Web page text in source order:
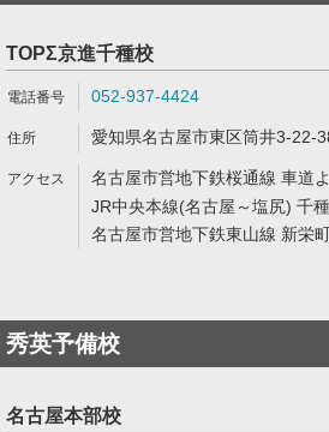
TOPΣ京進千種校
052-937-4424
愛知県名古屋市東区筒井3-22-
名古屋市営地下鉄桜通線 車道
JR中央本線(名古屋～塩尻) 千
名古屋市営地下鉄東山線 新栄
秀英予備校
名古屋本部校